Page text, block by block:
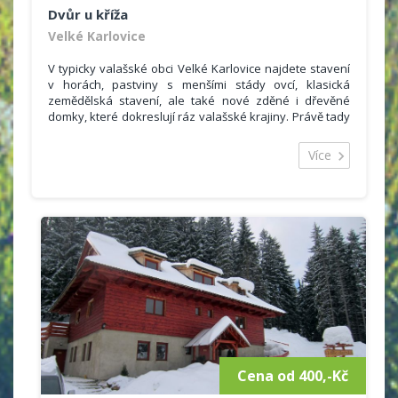
Dvůr u kříža
Velké Karlovice
V typicky valašské obci Velké Karlovice najdete stavení
v horách, pastviny s menšími stády ovcí, klasická
zemědělská stavení, ale také nové zděné i dřevěné
domky, které dokreslují ráz valašské krajiny. Právě tady
nabízíme ubytování pro 18 - 20 osob ve dvou
Podkrovní pokoje jsou oba vybaveny vlastním
sociálním zařízením – toaleta, umyvadlo a
sprchový kout. V pokojích jsou kuchyňské kouty
se skříňkou, policí, dřezem, el.vařičem,ledničkou.
K dispozici je i rychlovarná konvice a mikrovlnka.
Minikuchyňka je vybavena základním nádobím i
sklem. V pokoji nechybí stůl se židlemi, skříňky na
osobní věci. Lůžka tvoří praktické rozkládací
postele s úložným prostorem. Ve všech pokojích
jsou barevné televizory.
Přízemní pokoj je trochu odlišný. Dominují mu
Více
Cena od 400,-Kč